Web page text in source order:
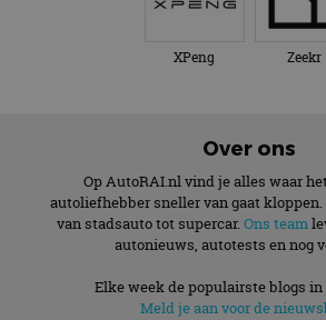
XPeng Zeekr
Over ons
Op AutoRAI.nl vind je alles waar
autoliefhebber sneller van gaat kloppen.
van stadsauto tot supercar. Ons team
autonieuws, autotests en nog
Elke week de populairste blogs
Meld je aan voor de